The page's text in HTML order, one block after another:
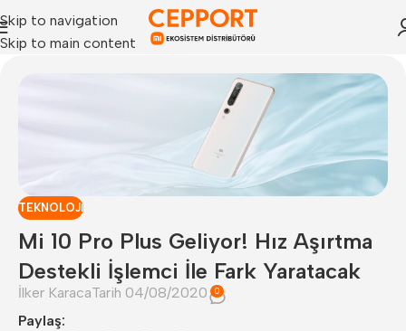
Skip to navigation
Skip to main content
TEKNOLOJI
Mi 10 Pro Plus Geliyor! Hız Aşırtma
Destekli İşlemci İle Fark Yaratacak
İlker KaracaTarih 04/08/2020 0
Paylaş: